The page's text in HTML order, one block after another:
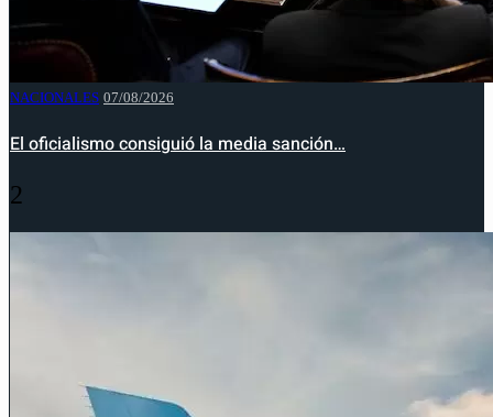
NACIONALES 07/08/2026
El oficialismo consiguió la media sanción…
2